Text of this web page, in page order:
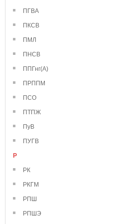
ПГВА
ПКСВ
ПМЛ
ПНСВ
ППГнг(А)
ПРППМ
ПСО
ПТПЖ
ПуВ
ПУГВ
Р
РК
РКГМ
РПШ
РПШЭ